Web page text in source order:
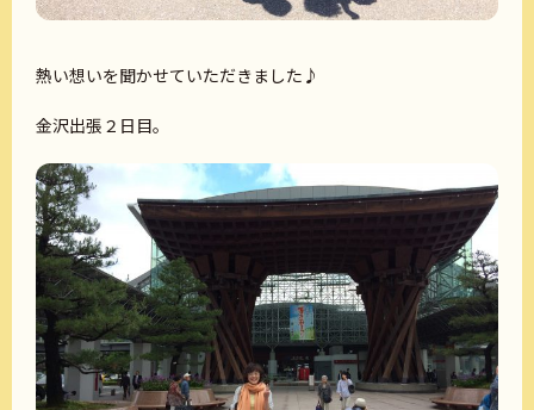
熱い想いを聞かせていただきました♪
金沢出張２日目。